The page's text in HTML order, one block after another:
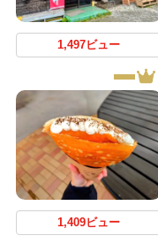
1,497ビュー
1,409ビュー